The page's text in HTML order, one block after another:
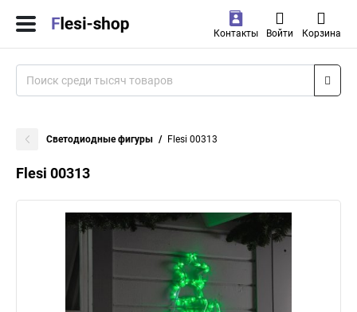
Контакты Войти Корзина
Светодиодные фигуры Flesi 00313
Flesi 00313